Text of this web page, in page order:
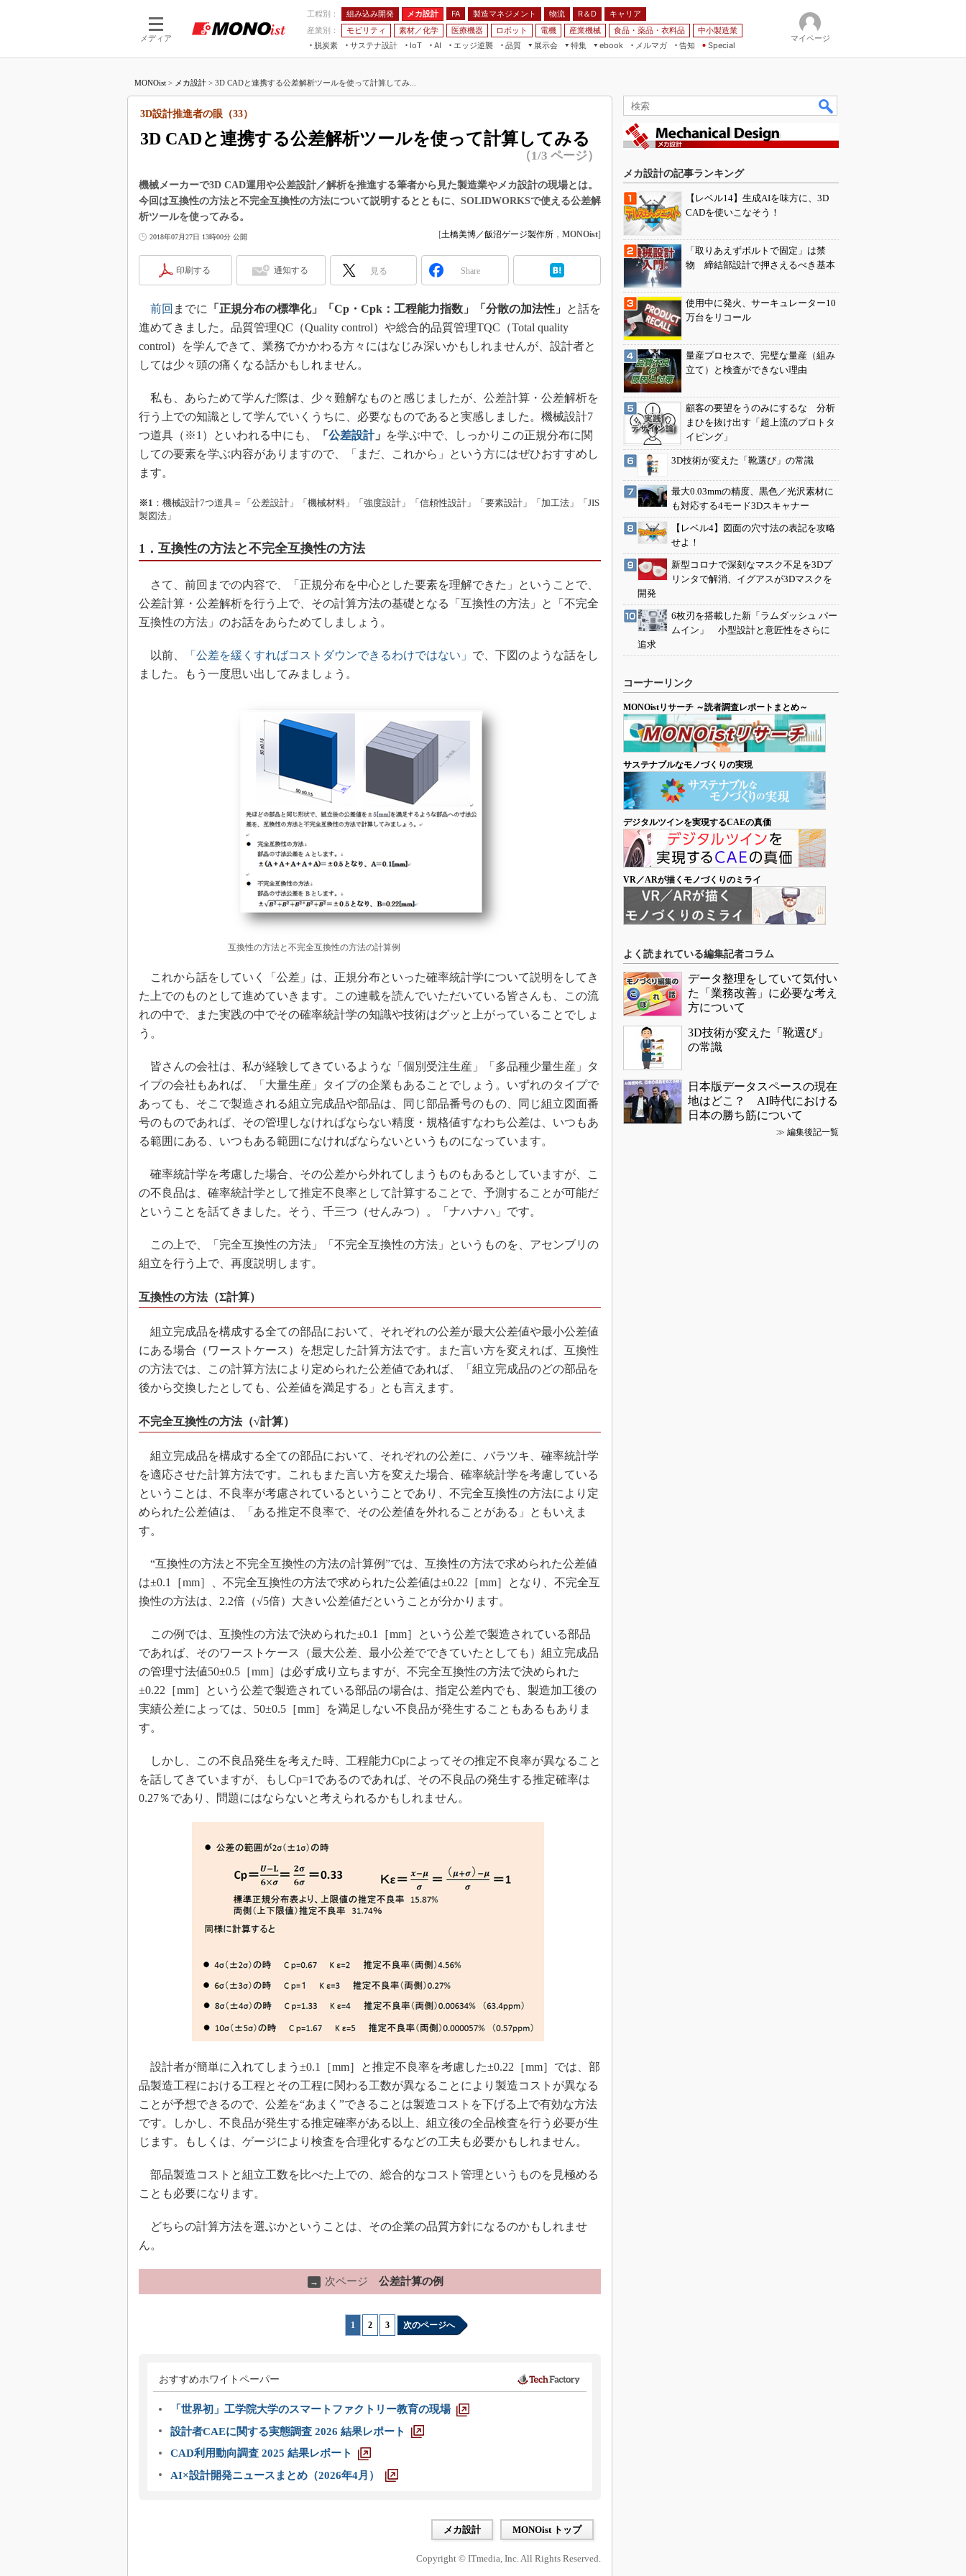
メディア
工程別： 組み込み開発 メカ設計 FA 製造マネジメント 物流 R＆D
キャリア
産業別：
モビリティ 素材／化学 医療機器 ロボット 電機 産業機械 食品・薬品・衣料品
中小製造業
脱炭素
サステナ設計
IoT
つながる工場
AI
AI×設備保全
エッジ逆襲 品質
展示会
JIMTOF
IIFES
ジャパンモビリティショー
TECHNO-FRONTIER
EdgeTech+
AUTOMOTIVE WORLD
産業オープンネット展
特集
VR／AR
フィールドサービス
組み込み画像技術
Windows Embedded
ISO26262
無償設計ツール
3Dプリンタ
デジタルツインとCAE
インダストリー4.0
イノベーション
製造業ビッグデータ
メイドインジャパン
知財マネジメント
新型コロナへの対応
ebook
モビリティ
メルマガ
告知 Special
マイページ
MONOist > メカ設計 > 3D CADと連携する公差解析ツールを使って計算してみ...
3D CADと連携する公差解析ツールを使って計算してみる
3D設計推進者の眼（33）
（1/3 ページ）
機械メーカーで3D CAD運用や公差設計／解析を推進する筆者から見た製造業やメカ設計の現場とは。
今回は互換性の方法と不完全互換性の方法について説明するとともに、SOLIDWORKSで使える公差解
析ツールを使ってみる。
2018年07月27日 13時00分 公開 [土橋美博／飯沼ゲージ製作所 ， MONOist]
印刷する 通知する 見る Share
前回 までに 「正規分布の標準化」「Cp・Cpk：工程能力指数」「分散の加法性」
と話を
進めてきました。品質管理QC（Quality control）や総合的品質管理TQC（Total quality
control）を学んできて、業務でかかわる方々にはなじみ深いかもしれませんが、設計者と
しては少々頭の痛くなる話かもしれません。
私も、あらためて学んだ際は、少々難解なものと感じましたが、公差計算・公差解析を
行う上での知識として学んでいくうちに、必要なものであると実感しました。機械設計7
つ道具（※1）といわれる中にも、
「 公差設計」
を学ぶ中で、しっかりこの正規分布に関
しての要素を学ぶ内容がありますので、「まだ、これから」という方にはぜひおすすめし
ます。
※1 ：機械設計7つ道具＝「公差設計」「機械材料」「強度設計」「信頼性設計」「要素設計」「加工法」「JIS
製図法」
1．互換性の方法と不完全互換性の方法
さて、前回までの内容で、「正規分布を中心とした要素を理解できた」ということで、
公差計算・公差解析を行う上で、その計算方法の基礎となる「互換性の方法」と「不完全
互換性の方法」のお話をあらためてしましょう。
以前、 「公差を緩くすればコストダウンできるわけではない」 で、下図のような話をし
ました。もう一度思い出してみましょう。
互換性の方法と不完全互換性の方法の計算例
これから話をしていく「公差」は、正規分布といった確率統計学について説明をしてき
た上でのものとして進めていきます。この連載を読んでいただいている皆さんも、この流
れの中で、また実践の中でその確率統計学の知識や技術はグッと上がっていることでしょ
う。
皆さんの会社は、私が経験してきているような「個別受注生産」「多品種少量生産」タ
イプの会社もあれば、「大量生産」タイプの企業もあることでしょう。いずれのタイプで
あっても、そこで製造される組立完成品や部品は、同じ部品番号のもの、同じ組立図面番
号のものであれば、その管理しなければならない精度・規格値すなわち公差は、いつもあ
る範囲にある、いつもある範囲になければならないというものになっています。
確率統計学を考慮した場合、その公差から外れてしまうものもあるとしていますが、こ
の不良品は、確率統計学として推定不良率として計算することで、予測することが可能だ
ということを話てきました。そう、千三つ（せんみつ）。「ナハナハ」です。
この上で、「完全互換性の方法」「不完全互換性の方法」というものを、アセンブリの
組立を行う上で、再度説明します。
互換性の方法（Σ計算）
組立完成品を構成する全ての部品において、それぞれの公差が最大公差値や最小公差値
にある場合（ワーストケース）を想定した計算方法です。また言い方を変えれば、互換性
の方法では、この計算方法により定められた公差値であれば、「組立完成品のどの部品を
後から交換したとしても、公差値を満足する」とも言えます。
不完全互換性の方法（√計算）
組立完成品を構成する全ての部品において、それぞれの公差に、バラツキ、確率統計学
を適応させた計算方法です。これもまた言い方を変えた場合、確率統計学を考慮している
ということは、不良率が考慮されているということであり、不完全互換性の方法により定
められた公差値は、「ある推定不良率で、その公差値を外れることがある」ともいえま
す。
“互換性の方法と不完全互換性の方法の計算例”では、互換性の方法で求められた公差値
は±0.1［mm］、不完全互換性の方法で求められた公差値は±0.22［mm］となり、不完全互
換性の方法は、2.2倍（√5倍）大きい公差値だということが分かります。
この例では、互換性の方法で決められた±0.1［mm］という公差で製造されている部品
であれば、そのワーストケース（最大公差、最小公差でできていたとしても）組立完成品
の管理寸法値50±0.5［mm］は必ず成り立ちますが、不完全互換性の方法で決められた
±0.22［mm］という公差で製造されている部品の場合は、指定公差内でも、製造加工後の
実績公差によっては、50±0.5［mm］を満足しない不良品が発生することもあるもありま
す。
しかし、この不良品発生を考えた時、工程能力Cpによってその推定不良率が異なること
を話してきていますが、もしCp=1であるのであれば、その不良品の発生する推定確率は
0.27％であり、問題にはならないと考えられるかもしれません。
設計者が簡単に入れてしまう±0.1［mm］と推定不良率を考慮した±0.22［mm］では、部
品製造工程における工程とその工程に関わる工数が異なることにより製造コストが異なる
ことが予想できるので、公差を“あまく”できることは製造コストを下げる上で有効な方法
です。しかし、不良品が発生する推定確率がある以上、組立後の全品検査を行う必要が生
じます。もしくは、ゲージにより検査を合理化するなどの工夫も必要かもしれません。
部品製造コストと組立工数を比べた上での、総合的なコスト管理というものを見極める
ことも必要になります。
どちらの計算方法を選ぶかということは、その企業の品質方針になるのかもしれませ
ん。
→ 次ページ 公差計算の例
1 2 3 次のページへ
おすすめホワイトペーパー
「世界初」工学院大学のスマートファクトリー教育の現場
設計者CAEに関する実態調査 2026 結果レポート
CAD利用動向調査 2025 結果レポート
AI×設計開発ニュースまとめ（2026年4月）
メカ設計 MONOist トップ
Copyright © ITmedia, Inc. All Rights Reserved.
メカ設計の記事ランキング
【レベル14】生成AIを味方に、3D
CADを使いこなそう！
「取りあえずボルトで固定」は禁
物 締結部設計で押さえるべき基本
使用中に発火、サーキュレーター10
万台をリコール
量産プロセスで、完璧な量産（組み
立て）と検査ができない理由
顧客の要望をうのみにするな 分析
まひを抜け出す「超上流のプロトタ
イピング」
3D技術が変えた「靴選び」の常識
最大0.03mmの精度、黒色／光沢素材に
も対応する4モード3Dスキャナー
【レベル4】図面の穴寸法の表記を攻略
せよ！
新型コロナで深刻なマスク不足を3Dプ
リンタで解消、イグアスが3Dマスクを
開発
6枚刃を搭載した新「ラムダッシュ パー
ムイン」 小型設計と意匠性をさらに
追求
コーナーリンク
MONOistリサーチ ～読者調査レポートまとめ～
サステナブルなモノづくりの実現
デジタルツインを実現するCAEの真価
VR／ARが描くモノづくりのミライ
よく読まれている編集記者コラム
データ整理をしていて気付い
た「業務改善」に必要な考え
方について
3D技術が変えた「靴選び」
の常識
日本版データスペースの現在
地はどこ？ AI時代における
日本の勝ち筋について
≫ 編集後記一覧